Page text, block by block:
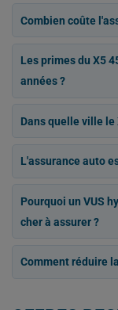
Combien coûte
Les primes du X5
années ?
Dans quelle ville
L'assurance auto
Pourquoi un VUS
cher à assurer ?
Comment réduire